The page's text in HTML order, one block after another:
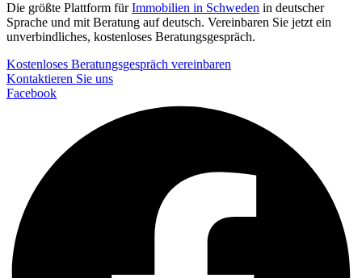
Die größte Plattform fürImmobilien in Schweden in deutscher
Sprache und mit Beratung auf deutsch. Vereinbaren Sie jetzt ein
unverbindliches, kostenloses Beratungsgespräch.
Kostenloses Beratungsgespräch vereinbaren
Kontaktieren Sie uns
Facebook